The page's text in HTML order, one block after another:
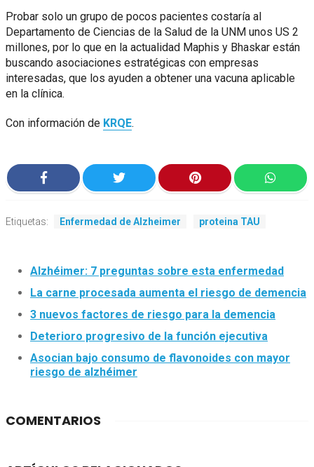
Probar solo un grupo de pocos pacientes costaría al
Departamento de Ciencias de la Salud de la UNM unos US 2
millones, por lo que en la actualidad Maphis y Bhaskar están
buscando asociaciones estratégicas con empresas
interesadas, que los ayuden a obtener una vacuna aplicable
en la clínica.
Con información de KRQE.
Etiquetas: Enfermedad de Alzheimer proteina TAU
Alzhéimer: 7 preguntas sobre esta enfermedad
La carne procesada aumenta el riesgo de demencia
3 nuevos factores de riesgo para la demencia
Deterioro progresivo de la función ejecutiva
Asocian bajo consumo de flavonoides con mayor
riesgo de alzhéimer
COMENTARIOS